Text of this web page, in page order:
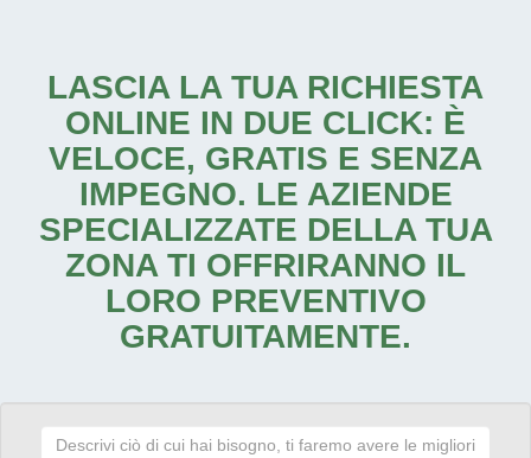
LASCIA LA TUA RICHIESTA
ONLINE IN DUE CLICK: È
VELOCE, GRATIS E SENZA
IMPEGNO. LE AZIENDE
SPECIALIZZATE DELLA TUA
ZONA TI OFFRIRANNO IL
LORO PREVENTIVO
GRATUITAMENTE.